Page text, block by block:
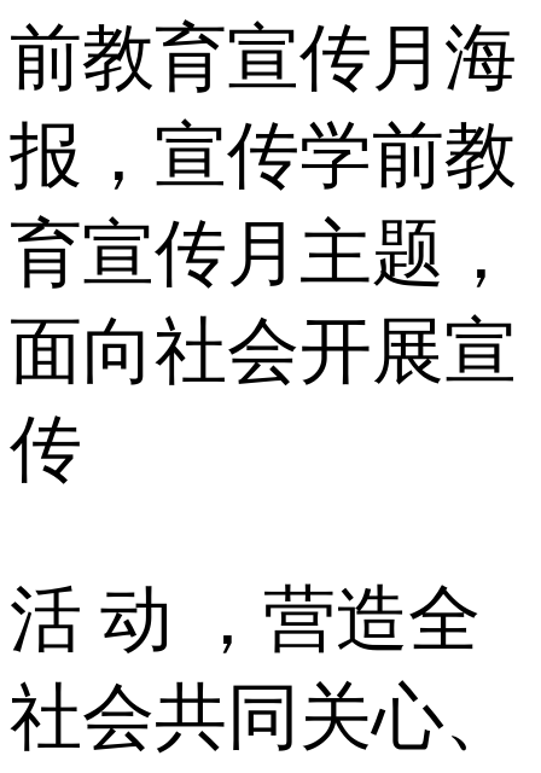
前教育宣传月海
报，宣传学前教
育宣传月主题，
面向社会开展宣
传
活 动 ，营造全
社会共同关心、